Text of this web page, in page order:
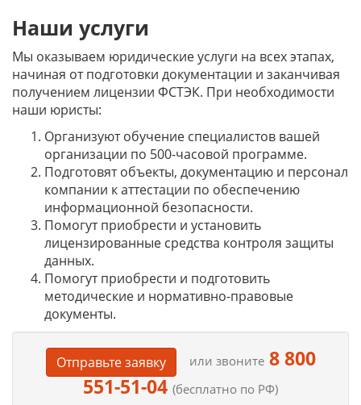
Наши услуги
Мы оказываем юридические услуги на всех этапах,
начиная от подготовки документации и заканчивая
получением лицензии ФСТЭК. При необходимости
наши юристы:
Организуют обучение специалистов вашей
организации по 500-часовой программе.
Подготовят объекты, документацию и персонал
компании к аттестации по обеспечению
информационной безопасности.
Помогут приобрести и установить
лицензированные средства контроля защиты
данных.
Помогут приобрести и подготовить
методические и нормативно-правовые
документы.
Отправьте заявку или звоните8 800
551-51-04 (бесплатно по РФ)